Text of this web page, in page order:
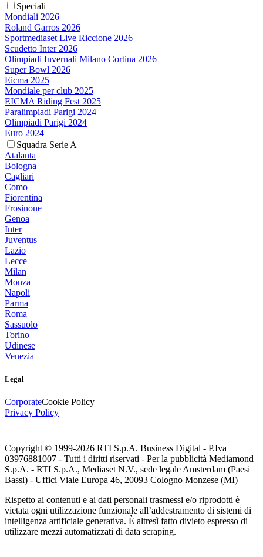
Speciali
Mondiali 2026
Roland Garros 2026
Sportmediaset Live Riccione 2026
Scudetto Inter 2026
Olimpiadi Invernali Milano Cortina 2026
Super Bowl 2026
Eicma 2025
Mondiale per club 2025
EICMA Riding Fest 2025
Paralimpiadi Parigi 2024
Olimpiadi Parigi 2024
Euro 2024
Squadra Serie A
Atalanta
Bologna
Cagliari
Como
Fiorentina
Frosinone
Genoa
Inter
Juventus
Lazio
Lecce
Milan
Monza
Napoli
Parma
Roma
Sassuolo
Torino
Udinese
Venezia
Legal
CorporateCookie Policy
Privacy Policy
Copyright © 1999-2026 RTI S.p.A. Business Digital - P.Iva
03976881007 - Tutti i diritti riservati - Per la pubblicità Mediamond
S.p.A. - RTI S.p.A., Mediaset N.V., sede legale Amsterdam (Paesi
Bassi) - Uffici Viale Europa 46, 20093 Cologno Monzese (MI)
Rispetto ai contenuti e ai dati personali trasmessi e/o riprodotti è
vietata ogni utilizzazione funzionale all’addestramento di sistemi di
intelligenza artificiale generativa. È altresì fatto divieto espresso di
utilizzare mezzi automatizzati di data scraping.